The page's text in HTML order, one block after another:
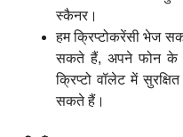
स्कैनर।
हम क्रिप्टोकरेंसी भेज
सकते हैं, अपने फोन के
क्रिप्टो वॉलेट में
सकते हैं।